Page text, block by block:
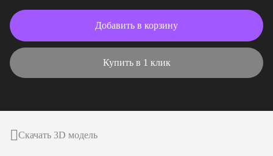
Добавить в корзину
Купить в 1 клик
Скачать 3D модель